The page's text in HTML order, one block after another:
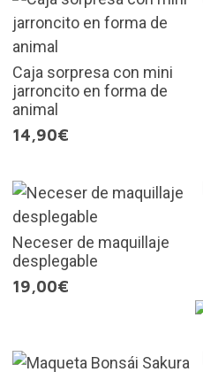
Caja sorpresa con mini
jarroncito en forma de
animal
14,90€
Neceser de maquillaje
desplegable
19,00€